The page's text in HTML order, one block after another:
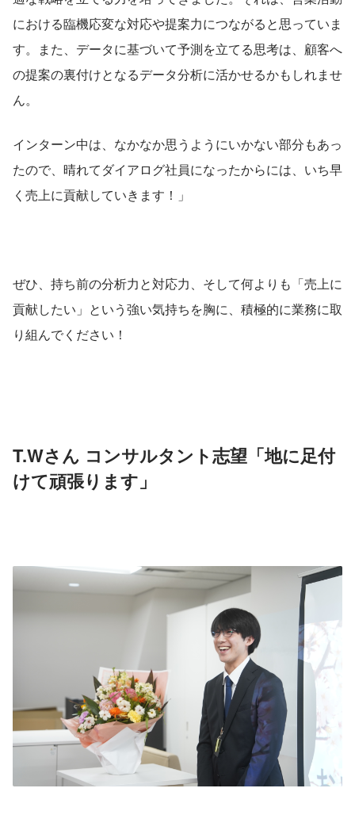
における臨機応変な対応や提案力につながると思っていま
す。また、データに基づいて予測を立てる思考は、顧客へ
の提案の裏付けとなるデータ分析に活かせるかもしれませ
ん。
インターン中は、なかなか思うようにいかない部分もあっ
たので、晴れてダイアログ社員になったからには、いち早
く売上に貢献していきます！」
ぜひ、持ち前の分析力と対応力、そして何よりも「売上に
貢献したい」という強い気持ちを胸に、積極的に業務に取
り組んでください！
T.Wさん コンサルタント志望「地に足付
けて頑張ります」